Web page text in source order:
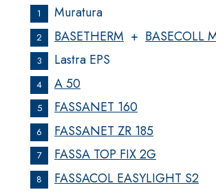
1 Muratura
2 BASETHERM + BASECOLL
3 Lastra EPS
4 A 50
5 FASSANET 160
6 FASSANET ZR 185
7 FASSA TOP FIX 2G
8 FASSACOL EASYLIGHT S2
speciali leganti
solfatoresistenti,
polimero-modificata,
tixotropica,
fibrorinforzata, per la
passivazione,
riparazione, rasatura e
protezione di strutture in
calcestruzzo